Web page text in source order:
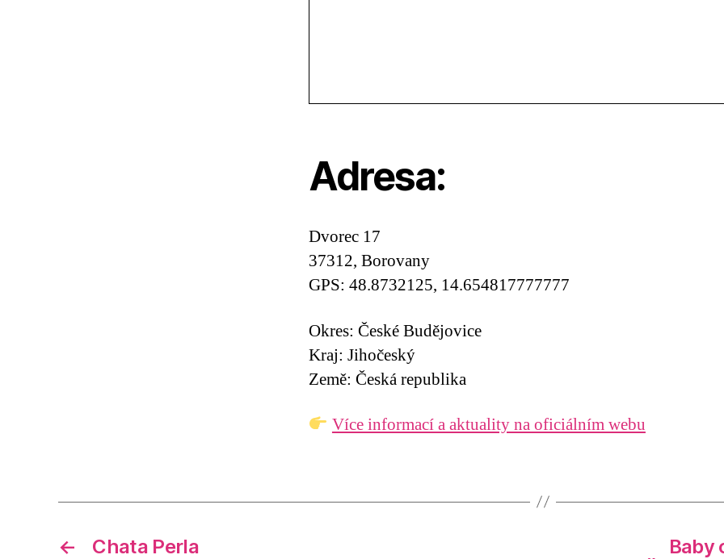
Adresa:
Dvorec 17
37312, Borovany
GPS: 48.8732125, 14.654817777777
Okres: České Budějovice
Kraj: Jihočeský
Země: Česká republika
Více informací a aktuality na oficiálním webu
← Chata Perla
Baby